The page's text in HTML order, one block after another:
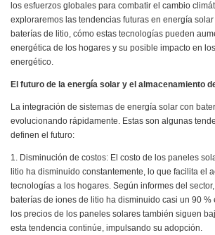
los esfuerzos globales para combatir el cambio
exploraremos las tendencias futuras en energía
baterías de litio, cómo estas tecnologías pueden
energética de los hogares y su posible impacto en
energético.
El futuro de la energía solar y el almacenamiento
La integración de sistemas de energía solar con
evolucionando rápidamente. Estas son algunas
definen el futuro:
1. Disminución de costos: El costo de los paneles
litio ha disminuido constantemente, lo que facilita el
tecnologías a los hogares. Según informes del
baterías de iones de litio ha disminuido casi un 90 %
los precios de los paneles solares también siguen
esta tendencia continúe, impulsando su adopción.